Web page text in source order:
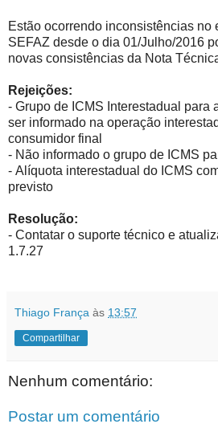
Estão ocorrendo inconsistências no
SEFAZ desde o dia 01/Julho/2016
novas consistências da Nota
Rejeições:
- Grupo de ICMS Interestadual para
ser informado na operação
consumidor final
- Não informado o grupo de ICMS
- Alíquota interestadual do ICMS
previsto
Resolução:
- Contatar o suporte técnico e
1.7.27
Thiago França às 13:57
Compartilhar
Nenhum comentário:
Postar um comentário